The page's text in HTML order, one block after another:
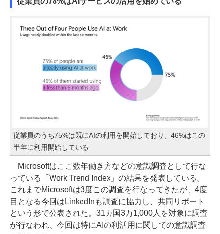
従業員のうち75%は既にAIの利用を開始しており、46%はこの
半年に利用開始している
Microsoftはここ数年働き方などの意識調査として行な
っている「Work Trend Index」の結果を発表している。
これまでMicrosoftは3度この調査を行なってきたが、4度
目となる今回はLinkedInも調査に協力し、共同リポート
という形で公表された。31カ国3万1,000人を対象に調査
が行なわれ、今回は特にAIの利活用に関しての意識調査